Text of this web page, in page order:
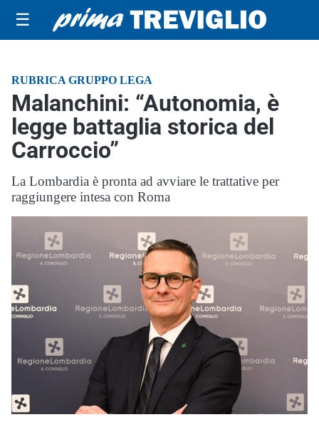
☰
RUBRICA GRUPPO LEGA
Malanchini: “Autonomia, è
legge battaglia storica del
Carroccio”
La Lombardia è pronta ad avviare le trattative per
raggiungere intesa con Roma